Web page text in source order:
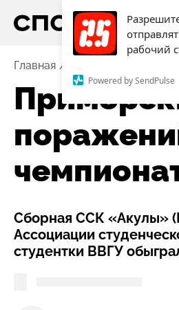
рабочий
Powered by SendPulse
Главная
Сборная ССК «Акулы»
Ассоциации
студентки ВВГУ